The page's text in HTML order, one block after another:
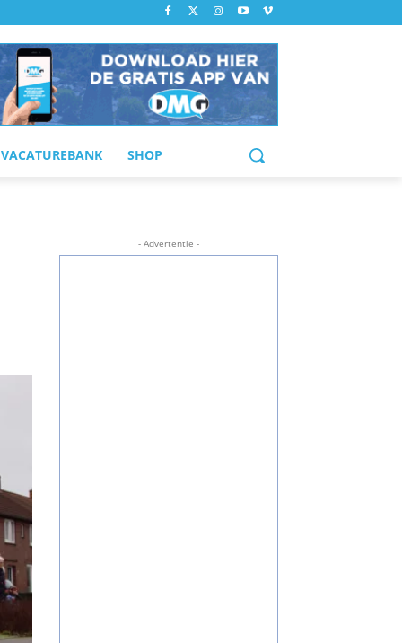
VACATUREBANK SHOP
- Advertentie -